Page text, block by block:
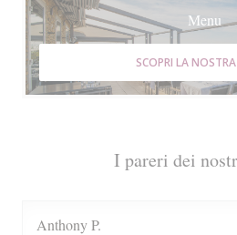
I pareri dei
AnthonyP
Menu
SCOPRI LA